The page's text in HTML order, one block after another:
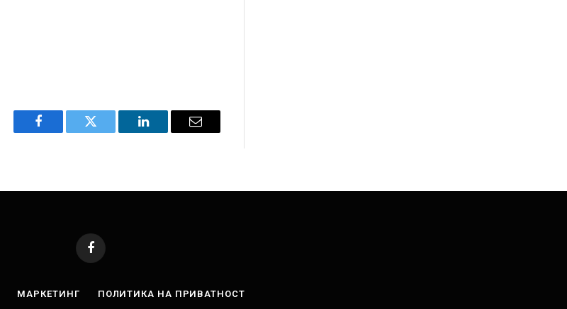
Facebook Twitter LinkedIn Email
Facebook
МАРКЕТИНГ ПОЛИТИКА НА ПРИВАТНОСТ